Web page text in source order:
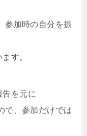
参加時の自分を振
す。
を元に
で、参加だけでは